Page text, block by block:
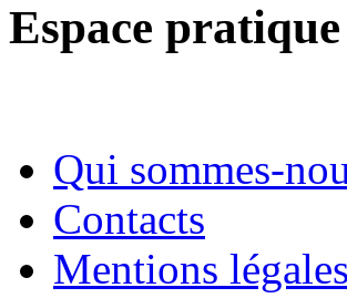
Espace pratique
Qui sommes-
Contacts
Mentions